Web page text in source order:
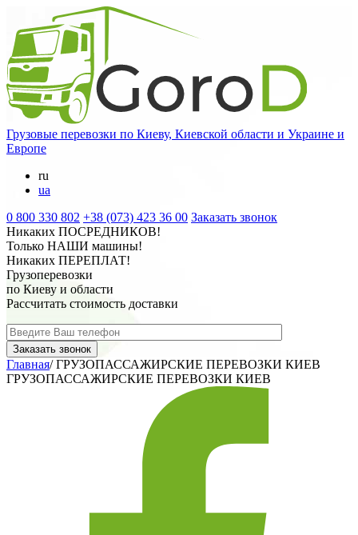
Грузовые перевозки по Киеву, Киевской области и Украине и
Европе
ru
ua
0 800 330 802 +38 (073) 423 36 00 Заказать звонок
Никаких ПОСРЕДНИКОВ!
Только НАШИ машины!
Никаких ПЕРЕПЛАТ!
Грузоперевозки
по Киеву и области
Рассчитать стоимость доставки
Главная/ ГРУЗОПАССАЖИРСКИЕ ПЕРЕВОЗКИ КИЕВ
ГРУЗОПАССАЖИРСКИЕ ПЕРЕВОЗКИ КИЕВ